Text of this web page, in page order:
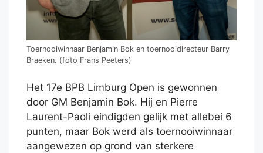
Toernooiwinnaar Benjamin Bok en toernooidirecteur Barry
Braeken. (foto Frans Peeters)
Het 17e BPB Limburg Open is gewonnen
door GM Benjamin Bok. Hij en Pierre
Laurent-Paoli eindigden gelijk met allebei 6
punten, maar Bok werd als toernooiwinnaar
aangewezen op grond van sterkere